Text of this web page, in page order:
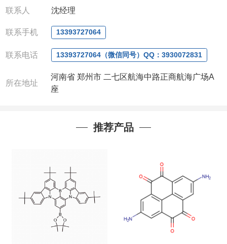
QQ:3930072831
:13393727064
联系人: 沈晓东(欢迎致电
联系人 沈经理
联系手机 13393727064
联系电话 13393727064（微信同号）QQ：3930072831
所在地址
河南省 郑州市 二七区航海中路正商航海广场A
座
推荐产品